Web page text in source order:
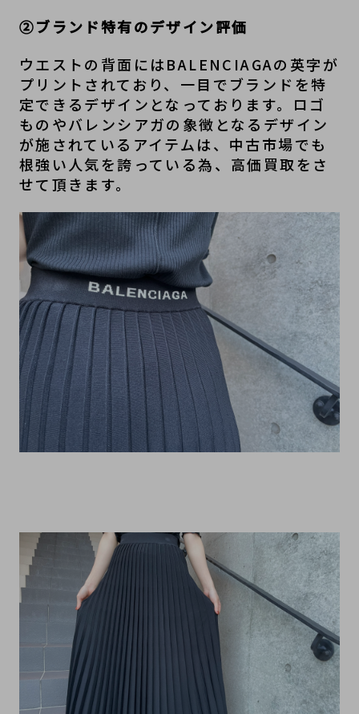
②ブランド特有のデザイン評価
ウエストの背面にはBALENCIAGAの英字が
プリントされており、一目でブランドを特
定できるデザインとなっております。ロゴ
ものやバレンシアガの象徴となるデザイン
が施されているアイテムは、中古市場でも
根強い人気を誇っている為、高価買取をさ
せて頂きます。